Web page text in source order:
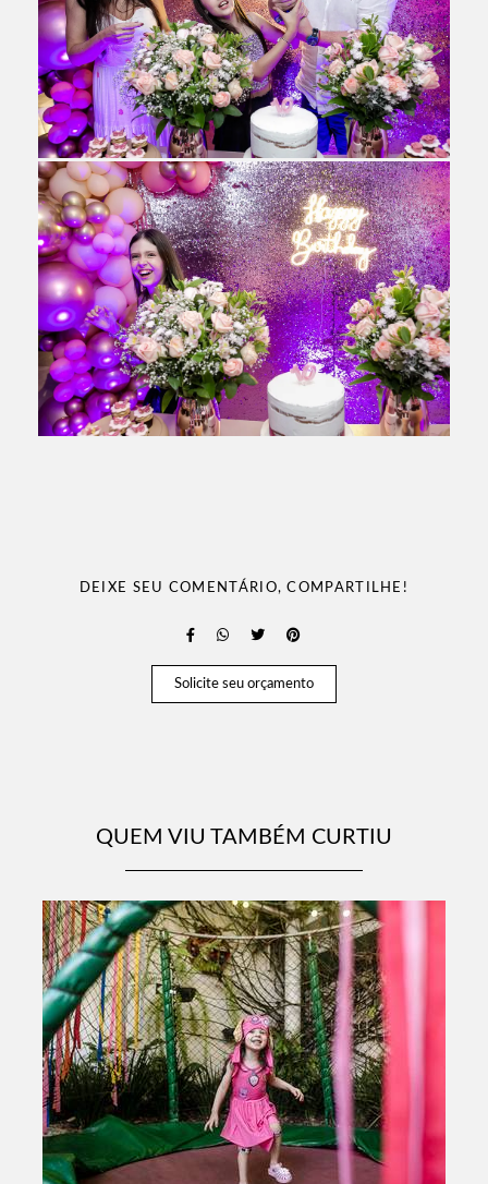
DEIXE SEU COMENTÁRIO, COMPARTILHE!
Solicite seu orçamento
QUEM VIU TAMBÉM CURTIU